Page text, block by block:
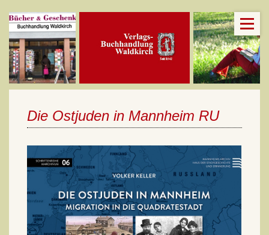
Die Ostjuden in Mannheim RU